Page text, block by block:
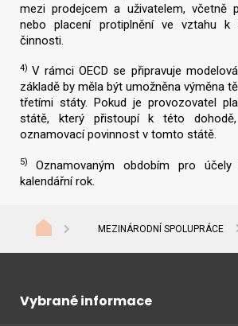
mezi prodejcem a uživatelem, včetně
nebo placení protiplnění ve vztahu k
činnosti.
4)V rámci OECD se připravuje
základě by měla být umožněna výměna
třetími státy. Pokud je provozovatel
státě, který přistoupí k této
oznamovací povinnost v tomto státě.
5) Oznamovaným obdobím pro
kalendářní rok.
MEZINÁRODNÍ SPOLUPRÁCE
Vybrané informace